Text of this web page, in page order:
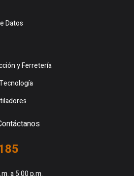
Datos
y Ferretería
a 5:00 p.m.